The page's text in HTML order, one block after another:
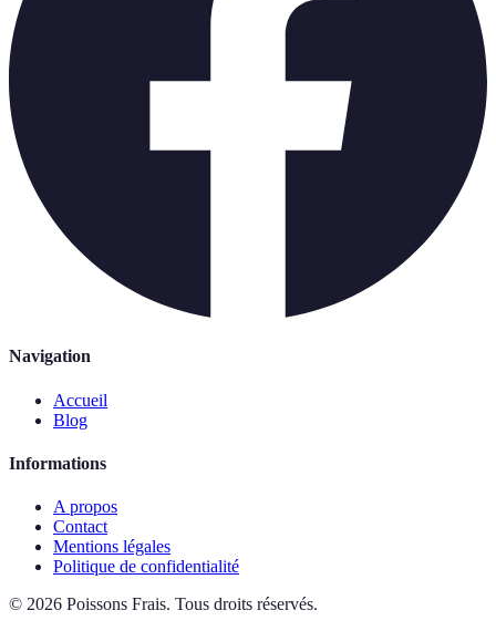
Navigation
Accueil
Blog
Informations
A propos
Contact
Mentions légales
Politique de confidentialité
© 2026 Poissons Frais. Tous droits réservés.